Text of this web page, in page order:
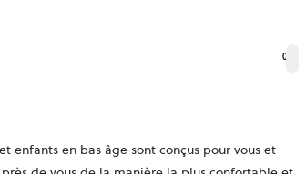
0
enfants en bas âge sont conçus pour vous et